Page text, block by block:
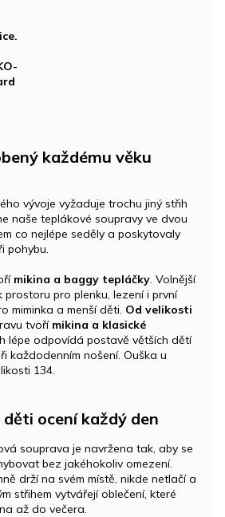
každému věku
vývoje vyžaduje trochu jiný střih
naše teplákové soupravy ve dvou
co nejlépe seděly a poskytovaly
pohybu.
mikina a baggy tepláčky. Volnější
pro plenku, lezení i první
miminka a menší děti. Od velikosti
tvoří mikina a klasické
lépe odpovídá postavě větších dětí
každodenním nošení. Ouška u
134.
ocení každý den
souprava je navržena tak, aby se
bez jakéhokoliv omezení.
drží na svém místě, nikde netlačí a
střihem vytvářejí oblečení, které
až do večera.